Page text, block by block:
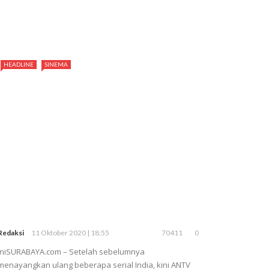
HEADLINE SINEMA
11 Oktober 2020 | 18:55 70411 0
– Setelah sebelumnya
ulang beberapa serial India, kini ANTV